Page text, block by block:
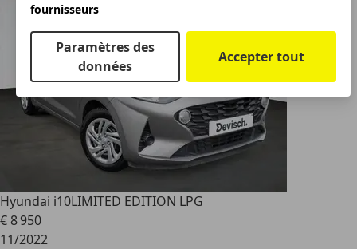
fournisseurs
Paramètres des
données
Accepter tout
Hyundai i10LIMITED EDITION LPG
€ 8 950
11/2022